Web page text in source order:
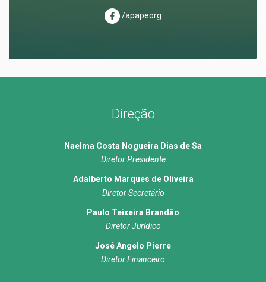
/apapeorg
Direção
Naelma Costa Nogueira Dias de Sa
Diretor Presidente
Adalberto Marques de Oliveira
Diretor Secretário
Paulo Teixeira Brandão
Diretor Jurídico
José Angelo Pierre
Diretor Financeiro